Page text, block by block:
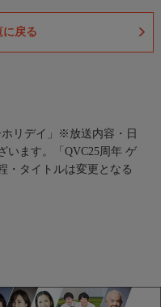
に戻る
リデイ」※放送内容・日
います。
「QVC25周年 ゲ
・タイトルは変更となる